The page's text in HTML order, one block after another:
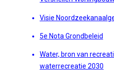
Visie
5e Nota Grondbeleid
Water, bron van
waterrecreatie 2030